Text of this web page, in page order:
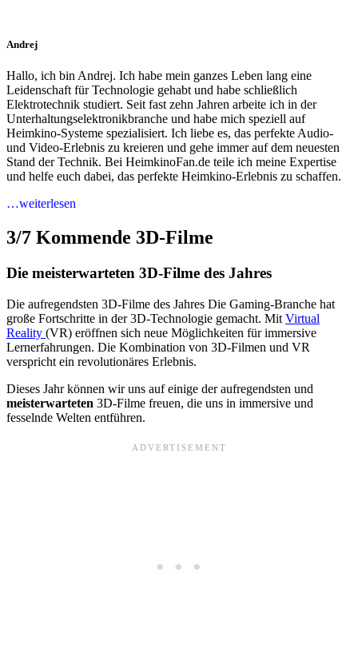
Andrej
Hallo, ich bin Andrej. Ich habe mein ganzes Leben lang eine
Leidenschaft für Technologie gehabt und habe schließlich
Elektrotechnik studiert. Seit fast zehn Jahren arbeite ich in der
Unterhaltungselektronikbranche und habe mich speziell auf
Heimkino-Systeme spezialisiert. Ich liebe es, das perfekte Audio-
und Video-Erlebnis zu kreieren und gehe immer auf dem neuesten
Stand der Technik. Bei HeimkinoFan.de teile ich meine Expertise
und helfe euch dabei, das perfekte Heimkino-Erlebnis zu schaffen.
…weiterlesen
3/7 Kommende 3D-Filme
Die meisterwarteten 3D-Filme des Jahres
Die aufregendsten 3D-Filme des Jahres Die Gaming-Branche hat
große Fortschritte in der 3D-Technologie gemacht. Mit Virtual
Reality (VR) eröffnen sich neue Möglichkeiten für immersive
Lernerfahrungen. Die Kombination von 3D-Filmen und VR
verspricht ein revolutionäres Erlebnis.
Dieses Jahr können wir uns auf einige der aufregendsten und
meisterwarteten 3D-Filme freuen, die uns in immersive und
fesselnde Welten entführen.